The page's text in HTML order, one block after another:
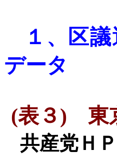
１、 区議
データ
(表３) 東
共産党Ｈ